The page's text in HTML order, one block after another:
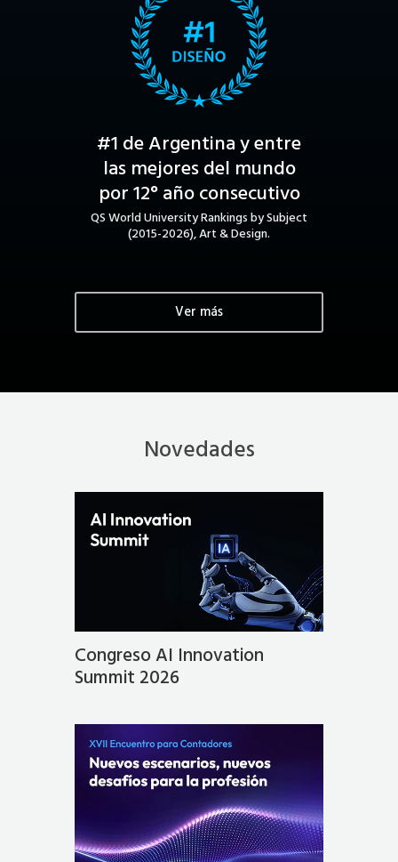
#1 de Argentina y entre
las mejores del mundo
por 12° año consecutivo
QS World University Rankings by Subject
(2015-2026), Art & Design.
Ver más
Novedades
Congreso AI Innovation
Summit 2026